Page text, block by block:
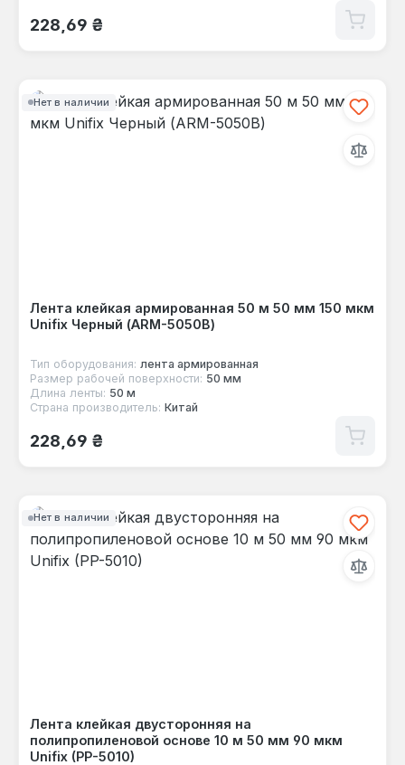
Обычная цена:
228,69 ₴
Нет в наличии
Лента клейкая армированная 50 м 50 мм 150 мкм
Unifix Черный (ARM-5050B)
Тип оборудования: лента армированная
Размер рабочей поверхности: 50 мм
Длина ленты: 50 м
Страна производитель: Китай
Обычная цена:
228,69 ₴
Нет в наличии
Лента клейкая двусторонняя на
полипропиленовой основе 10 м 50 мм 90 мкм
Unifix (PP-5010)